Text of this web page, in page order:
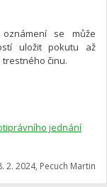
se může
uložit pokutu až
trestného činu.
jednání
2. 2024, Pecuch Martin